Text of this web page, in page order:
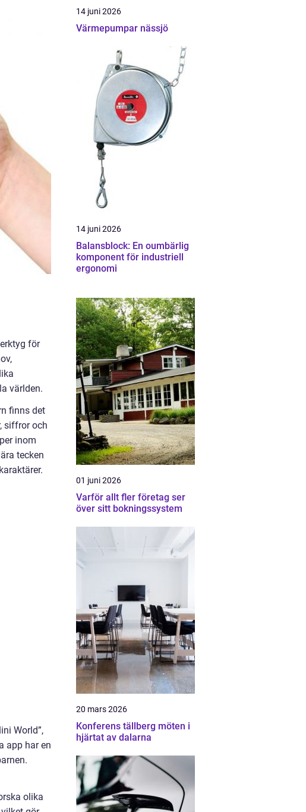
för
världen.
finns det
siffror och
inom
tecken
World”,
app har en
olika
14 juni 2026
Värmepumpar nässjö
14 juni 2026
Balansblock: En oumbärlig
komponent för industriell
ergonomi
01 juni 2026
Varför allt fler företag ser
över sitt bokningssystem
20 mars 2026
Konferens tällberg möten i
hjärtat av dalarna